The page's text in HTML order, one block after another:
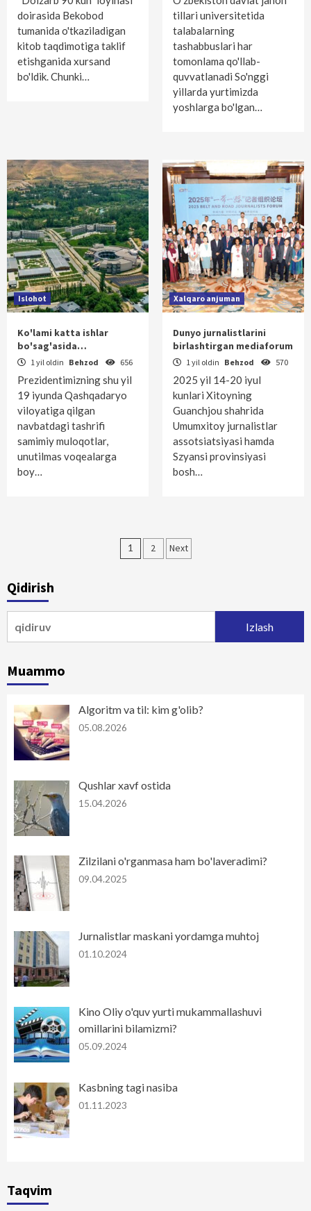
doirasida Bekobod
tumanida o'tkaziladigan
kitob taqdimotiga taklif
etishganida xursand
bo'ldik. Chunki…
tillari universitetida
talabalarning
tashabbuslari har
tomonlama qo'llab-
quvvatlanadi So'nggi
yillarda yurtimizda
yoshlarga bo'lgan…
Islohot
Ko'lami katta ishlar
bo'sag'asida…
1 yil oldin Behzod 656
Prezidentimizning shu yil
19 iyunda Qashqadaryo
viloyatiga qilgan
navbatdagi tashrifi
samimiy muloqotlar,
unutilmas voqealarga
boy…
Xalqaro anjuman
Dunyo jurnalistlarini
birlashtirgan mediaforum
1 yil oldin Behzod 570
2025 yil 14-20 iyul
kunlari Xitoyning
Guanchjou shahrida
Umumxitoy jurnalistlar
assotsiatsiyasi hamda
Szyansi provinsiyasi
bosh…
Maqolalar
1 2 Next
Qidirish
Muammo
Algoritm va til: kim g'olib?
05.08.2026
Qushlar xavf ostida
15.04.2026
Zilzilani o'rganmasa ham bo'laveradimi?
09.04.2025
Jurnalistlar maskani yordamga muhtoj
01.10.2024
Kino Oliy o'quv yurti mukammallashuvi
omillarini bilamizmi?
05.09.2024
Kasbning tagi nasiba
01.11.2023
Taqvim